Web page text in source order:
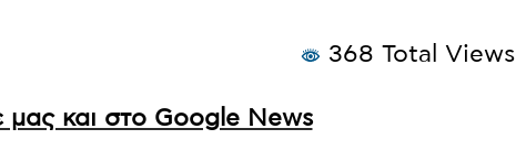
368 Total Views
μας και στο Google News